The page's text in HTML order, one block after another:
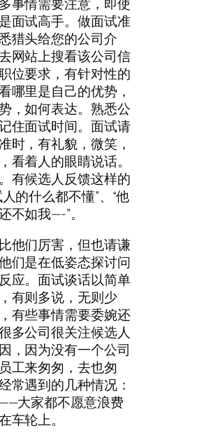
事情需要注意，即使
面试高手。做面试准
猎头给您的公司介
网站上搜看该公司信
位要求，有针对性的
哪里是自己的优势，
，如何表达。熟悉公
住面试时间。面试请
时，有礼貌，微笑，
看着人的眼睛说话。
有候选人反馈这样的
的什么都不懂”、“他
不如我—-”。
他们厉害，但也请谦
们是在低姿态探讨问
应。面试谈话以简单
有则多说，无则少
有些事情需要委婉还
多公司很关注候选人
，因为没有一个公司
工来匆匆，去也匆
常遇到的几种情况：
大家都不愿意浪费
车轮上。